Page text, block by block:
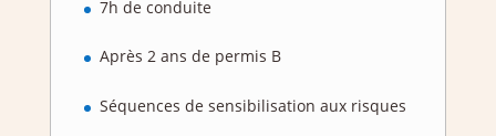
7h de conduite
Après 2 ans de permis B
Séquences de sensibilisation aux risques